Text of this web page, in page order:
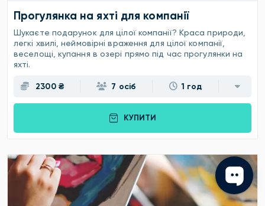
Прогулянка на яхті для компанії
Шукаєте подарунок для цілої компанії? Краса природи,
легкі хвилі, неймовірні враження для цілої компанії,
веселощі, купання в озері прямо під час прогулянки на
яхті.
2300 ₴ 7 осіб 1 год
КУПИТИ